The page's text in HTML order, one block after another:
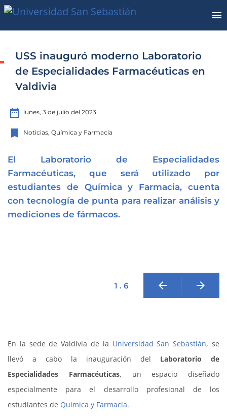
USS inauguró moderno Laboratorio
de Especialidades Farmacéuticas en
Valdivia
date_range lunes, 3 de julio del 2023
bookmark Noticias, Química y Farmacia
El Laboratorio de Especialidades
Farmacéuticas, que será utilizado por
estudiantes de Química y Farmacia, cuenta
con tecnología de punta para realizar análisis y
mediciones de fármacos.
1 . 6 arrow_back arrow_forward
En la sede de Valdivia de la Universidad San Sebastián, se
llevó a cabo la inauguración del Laboratorio de
Especialidades Farmacéuticas, un espacio diseñado
especialmente para el desarrollo profesional de los
estudiantes de Química y Farmacia.